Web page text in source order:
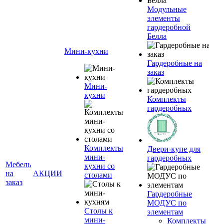
Мебель
на
заказ
АКЦИИ
Мини-кухни
Мини-
кухни
Комплекты
мини-
кухни со
столами
Столы к
мини-
Модульные
элементы
гардеробной
Белла
Гардеробные на
заказ
Комплекты
гардеробных
Двери-купе для
гардеробных
Гардеробные
МОДУС по
элементам
Комплекты